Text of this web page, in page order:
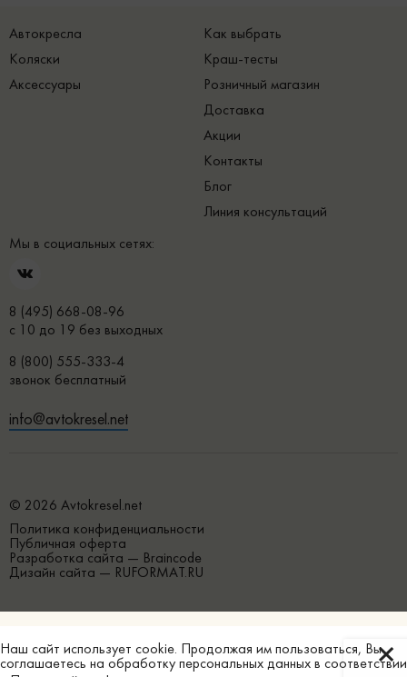
Автокресла
Коляски
Аксессуары
Как выбрать
Краш-тесты
Розничный магазин
Доставка
Акции
Контакты
Блог
Линия консультаций
Мы в социальных сетях:
8 (495) 668-08-96
с 10 до 19 без выходных
8 (800) 555-333-4
звонок бесплатный
info@avtokresel.net
© 2026 Avtokresel.net
Политика конфиденциальности
Публичная оферта
Разработка сайта — Braincode
Дизайн сайта — RUFORMAT.RU
Наш сайт использует cookie. Продолжая им пользоваться, Вы
соглашаетесь на обработку персональных данных в соответствии